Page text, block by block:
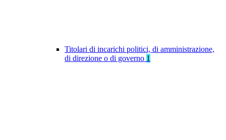
Titolari di incarichi politici, di amministrazione,
di direzione o di governo 1